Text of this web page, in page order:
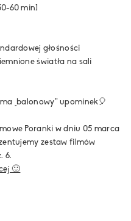
60 min]
głośności
światła na sali
„balonowy” upominek🎈
Poranki w dniu 05 marca
zestaw filmów
6.
🙂